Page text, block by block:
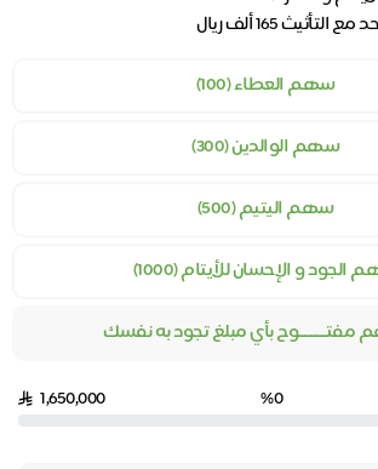
165 ألف ريال
سهم العطاء (100)
سهم الوالدين (300)
سهم اليتيم (500)
الجود و الإحسان للأيتام (1000)
مفتـــــــــوح بأي مبلغ تجود به نفسك
%0
1,650,000